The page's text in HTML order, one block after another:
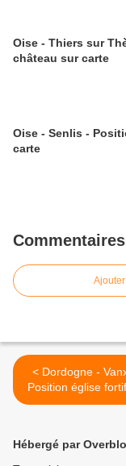
Oise - Thiers sur
château sur carte
Oise - Senlis -
carte
Commentaires
< Dordogne - Vanxains -
Position église
carte
Hébergé par